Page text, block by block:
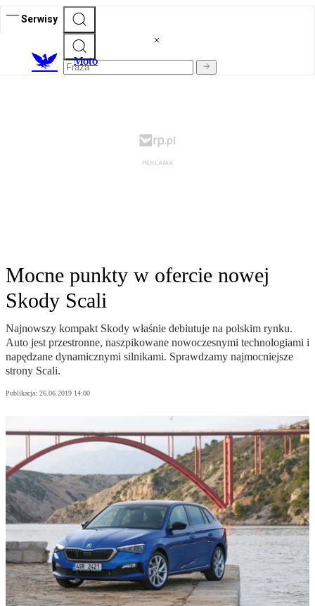
Serwisy
Moto
Mocne punkty w ofercie nowej
Skody Scali
Najnowszy kompakt Skody właśnie debiutuje na polskim rynku.
Auto jest przestronne, naszpikowane nowoczesnymi technologiami i
napędzane dynamicznymi silnikami. Sprawdzamy najmocniejsze
strony Scali.
Publikacja: 26.06.2019 14:00